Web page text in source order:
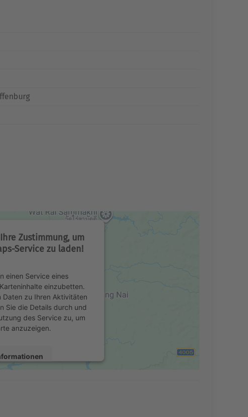
Zustimmung, um
Service zu laden!
einen Service eines
einzubetten.
Daten zu Ihren Aktivitäten
Sie die Details durch und
des Service zu, um
anzuzeigen.